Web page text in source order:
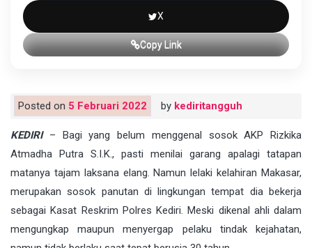
X
Copy Link
Posted on 5 Februari 2022 by kediritangguh
KEDIRI– Bagi yang belum menggenal sosok AKP Rizkika
Atmadha Putra S.I.K., pasti menilai garang apalagi tatapan
matanya tajam laksana elang. Namun lelaki kelahiran Makasar,
merupakan sosok panutan di lingkungan tempat dia bekerja
sebagai Kasat Reskrim Polres Kediri. Meski dikenal ahli dalam
mengungkap maupun menyergap pelaku tindak kejahatan,